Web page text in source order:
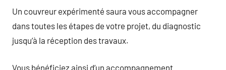
Un couvreur expérimenté saura vous accompagner
dans toutes les étapes de votre projet, du diagnostic
jusqu’à la réception des travaux.
Vous bénéficiez ainsi d’un accompagnement